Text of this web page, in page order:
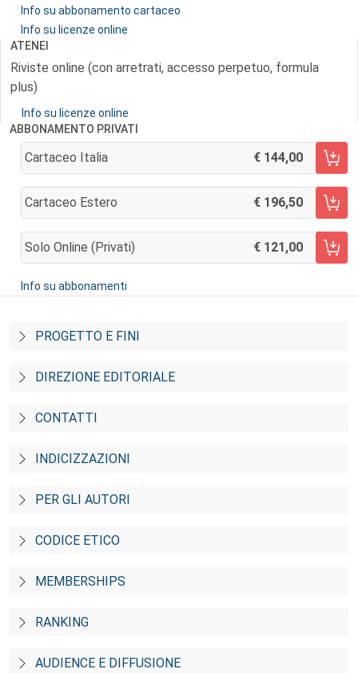
Info su abbonamento cartaceo
Info su licenze online
ATENEI
Riviste online (con arretrati, accesso perpetuo, formula
plus)
Info su licenze online
ABBONAMENTO PRIVATI
Cartaceo Italia 144,00
AGGIUNGI AL CARRELLO
Cartaceo Estero 196,50
AGGIUNGI AL CARRELLO
Solo Online (privati) 121,00
AGGIUNGI AL CARRELLO
Info su abbonamenti
PROGETTO E FINI
DIREZIONE EDITORIALE
CONTATTI
INDICIZZAZIONI
PER GLI AUTORI
CODICE ETICO
MEMBERSHIPS
RANKING
AUDIENCE E DIFFUSIONE